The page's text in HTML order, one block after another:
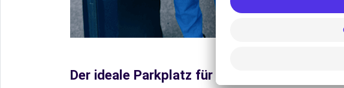
Der ideale Parkplatz für dich